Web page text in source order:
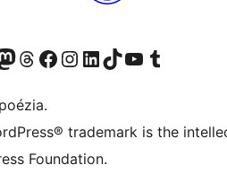
Twitter)
na platforme Bluesky
náš účet na Mastodone
Navštívte náš účet na platforme Threads
Navštívte našu stránku na Facebooku
Navštívte náš účet Instagram
Navštívte náš účet LinkedIn
Navštívte náš účet na platforme TikTok
Navštívte náš kanál YouTube
Navštívte náš účet na platforme Tumblr
trademark is the
Foundation.